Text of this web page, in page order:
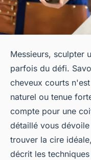
Messieurs, sculpter
parfois du défi.
cheveux courts
naturel ou tenue
compte pour une
détaillé vous
trouver la cire
décrit les